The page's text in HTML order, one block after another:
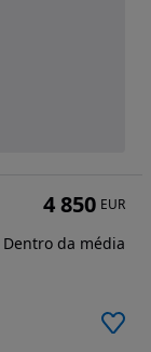
4 850 EUR
Dentro da média